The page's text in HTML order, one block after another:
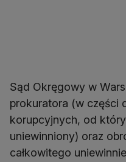
Sąd Okręgowy w
prokuratora (w części
korupcyjnych, od
uniewinniony) oraz
całkowitego